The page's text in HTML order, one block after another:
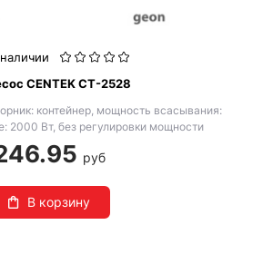
CENTEK CT-2528
контейнер, мощность всасывания:
2000 Вт, без регулировки мощности
руб
В корзину